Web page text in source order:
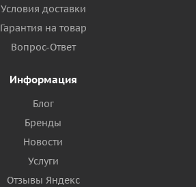
Условия доставки
Гарантия на товар
Вопрос-Ответ
Информация
Блог
Бренды
Новости
Услуги
Отзывы Яндекс